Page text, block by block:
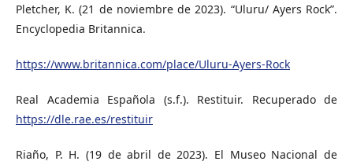
Pletcher, K. (21 de noviembre de 2023). “Uluru/ Ayers Rock”.
Encyclopedia Britannica.
https://www.britannica.com/place/Uluru-Ayers-Rock
Real Academia Española (s.f.). Restituir. Recuperado de
https://dle.rae.es/restituir
Riaño, P. H. (19 de abril de 2023). El Museo Nacional de